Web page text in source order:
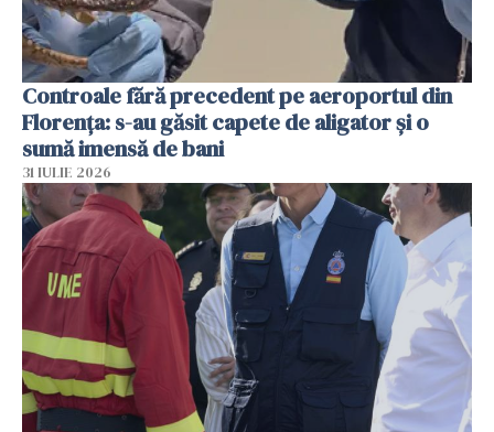
Controale fără precedent pe aeroportul din
Florența: s-au găsit capete de aligator și o
sumă imensă de bani
31 IULIE 2026